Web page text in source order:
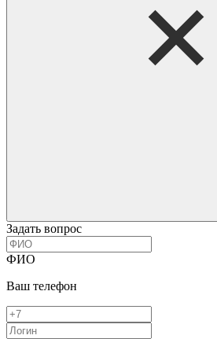
Задать вопрос
ФИО
Ваш телефон